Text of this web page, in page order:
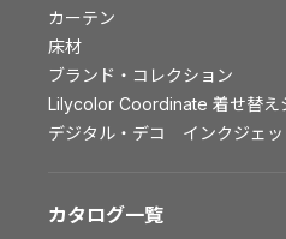
画像ダウンロード
動画一覧
お手入れ便利帳
お役立ち資料
お問い合わせ（一般のお客様）
カーテン
床材
ブランド・コレクション
Lilycolor Coordinate 着せ替え
デジタル・デコ インクジェッ
カタログ一覧